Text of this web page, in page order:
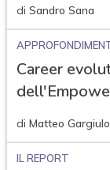
di Sandro Sana
Career
di Matteo Gargiulo
IL REPORT